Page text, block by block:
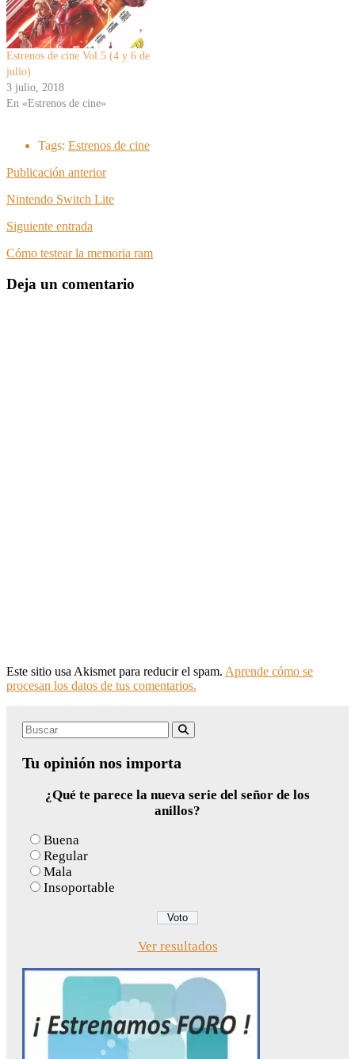
Estrenos de cine Vol.5 (4 y 6 de
julio)
3 julio, 2018
En «Estrenos de cine»
Tags: Estrenos de cine
Publicación anterior
Nintendo Switch Lite
Siguiente entrada
Cómo testear la memoria ram
Deja un comentario
Este sitio usa Akismet para reducir el spam. Aprende cómo se
procesan los datos de tus comentarios.
Search
Tu opinión nos importa
¿Qué te parece la nueva serie del señor de los
anillos?
Buena
Regular
Mala
Insoportable
Ver resultados